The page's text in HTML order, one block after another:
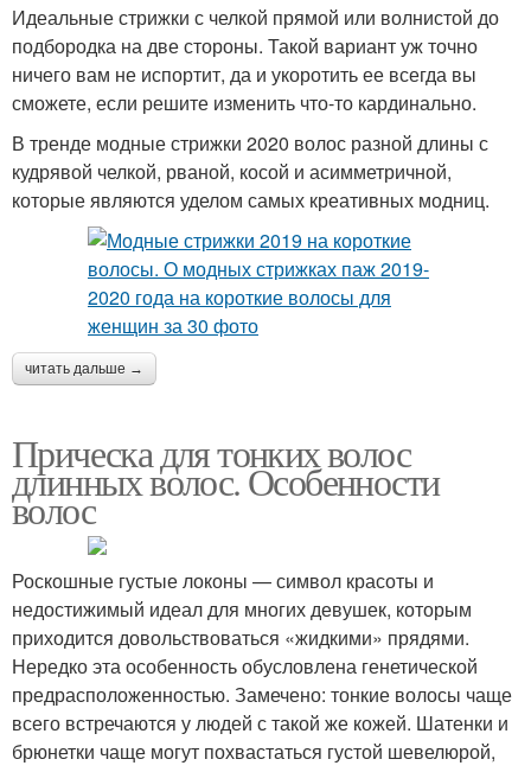
Идеальные стрижки с челкой прямой или волнистой до
подбородка на две стороны. Такой вариант уж точно
ничего вам не испортит, да и укоротить ее всегда вы
сможете, если решите изменить что-то кардинально.
В тренде модные стрижки 2020 волос разной длины с
кудрявой челкой, рваной, косой и асимметричной,
которые являются уделом самых креативных модниц.
читать дальше →
Прическа для тонких волос
длинных волос. Особенности
волос
Роскошные густые локоны — символ красоты и
недостижимый идеал для многих девушек, которым
приходится довольствоваться «жидкими» прядями.
Нередко эта особенность обусловлена генетической
предрасположенностью. Замечено: тонкие волосы чаще
всего встречаются у людей с такой же кожей. Шатенки и
брюнетки чаще могут похвастаться густой шевелюрой,